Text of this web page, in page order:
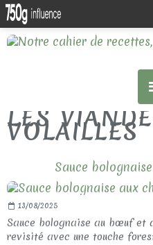
LES
VOLAILLES
Sauce
13/08/2025
Sauce bolognaise au bœuf et
revisité avec une touche